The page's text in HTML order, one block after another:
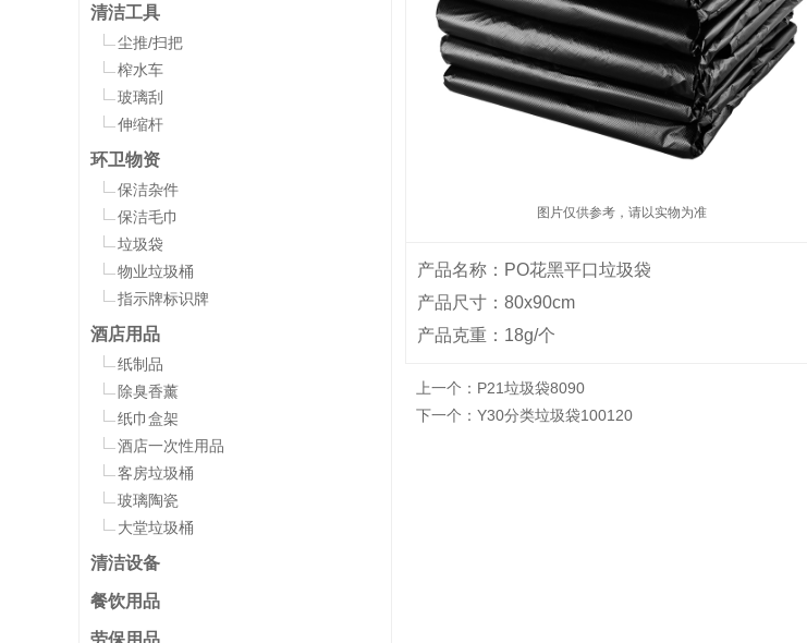
图片仅供参考，请以实物为准
产品名称：PO花黑平口垃圾袋
产品尺寸：80x90cm
产品克重：18g/个
上一个： P21垃圾袋8090
下一个： Y30分类垃圾袋100120
清洁工具
尘推/扫把
榨水车
玻璃刮
伸缩杆
环卫物资
保洁杂件
保洁毛巾
垃圾袋
物业垃圾桶
指示牌标识牌
酒店用品
纸制品
除臭香薰
纸巾盒架
酒店一次性用品
客房垃圾桶
玻璃陶瓷
大堂垃圾桶
清洁设备
餐饮用品
劳保用品